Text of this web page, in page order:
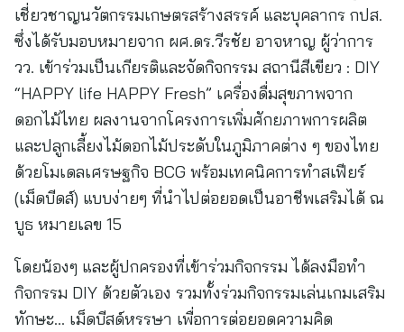
เชี่ยวชาญนวัตกรรมเกษตรสร้างสรรค์ และบุคลากร กปส.
ซึ่งได้รับมอบหมายจาก ผศ.ดร.วีรชัย อาจหาญ ผู้ว่าการ
วว. เข้าร่วมเป็นเกียรติและจัดกิจกรรม สถานีสีเขียว : DIY
“HAPPY life HAPPY Fresh” เครื่องดื่มสุขภาพจาก
ดอกไม้ไทย ผลงานจากโครงการเพิ่มศักยภาพการผลิต
และปลูกเลี้ยงไม้ดอกไม้ประดับในภูมิภาคต่าง ๆ ของไทย
ด้วยโมเดลเศรษฐกิจ BCG พร้อมเทคนิคการทำสเฟียร์
(เม็ดบีดส์) แบบง่ายๆ ที่นำไปต่อยอดเป็นอาชีพเสริมได้ ณ
บูธ หมายเลข 15
โดยน้องๆ และผู้ปกครองที่เข้าร่วมกิจกรรม ได้ลงมือทำ
กิจกรรม DIY ด้วยตัวเอง รวมทั้งร่วมกิจกรรมเล่นเกมเสริม
ทักษะ… เม็ดบีสด์หรรษา เพื่อการต่อยอดความคิด